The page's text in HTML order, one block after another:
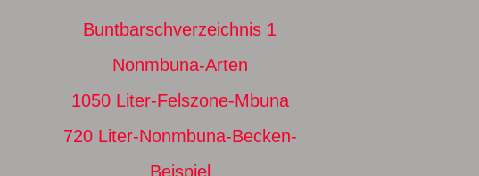
Buntbarschverzeichnis 1
Nonmbuna-Arten
1050 Liter-Felszone-Mbuna
720 Liter-Nonmbuna-Becken-
Beispiel